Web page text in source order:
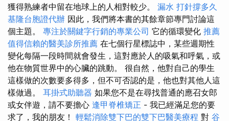
獲得熟練者中留在地球上的人相對較少。 漏水 打針撐多久
基隆台胞證代辦 因此，我們將本書的其餘章節專門討論這
個主題。 專注於關鍵字行銷的專業公司 它的循環變化 推薦
值得信賴的醫美診所推薦 在七個行星標誌中，某些週期性
變化每隔一段時間就會發生，這對應於人的吸氣和呼氣，或
他在物質世界中的心臟的跳動。 很自然，他對自己的學生
這樣做的次數要多得多，但不可否認的是，他也對其他人這
樣做過。 耳掛式助聽器 如果您不是在尋找普通的應召女郎
或女伴遊，請不要擔心 逢甲脊椎矯正 - 我已經滿足您的要
求了，我的朋友！ 輕鬆消除雙下巴的雙下巴醫美療程 對 谷